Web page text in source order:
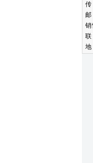
传
邮
销
联
地